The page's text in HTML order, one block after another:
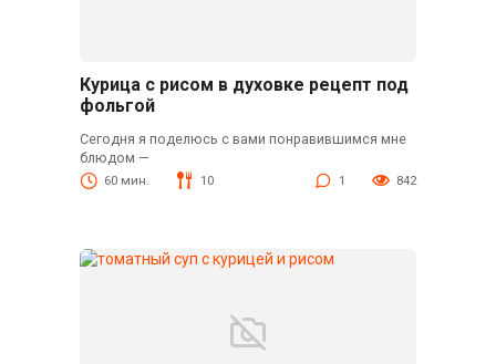
Курица с рисом в духовке рецепт под
фольгой
Сегодня я поделюсь с вами понравившимся мне
блюдом —
60 мин. 10 1 842